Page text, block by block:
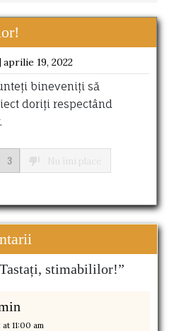
aprilie 19, 2022
bineveniți să
doriți respectând
.
3
Tastați, stimabililor!”
at 11:00 am